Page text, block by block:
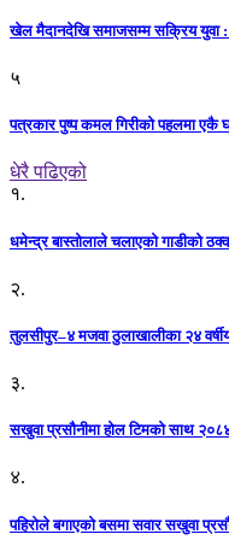
खेल मैदानदेखि समाजसम्म सक्रिय युवा :
५
पत्रकार पुष्प कमल गिरीको पहलमा एकै
धेरै पढिएको
१.
धमेन्द्र बास्तोलाले चलाएको गाडीको
२.
तुलसीपुर–४ मजवा ठुलाखालीका २४
३.
सखुवा प्रसौनीमा होल टिमको साथ
४.
पहिराेले बगाएकाे बसमा सवार सखुवा